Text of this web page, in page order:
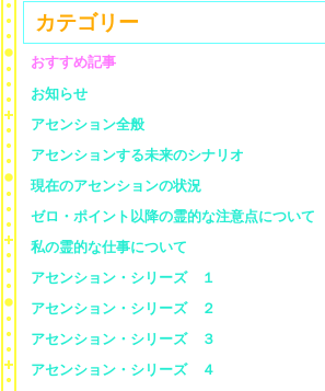
カテゴリー
おすすめ記事
お知らせ
アセンション全般
アセンションする未来のシナリオ
現在のアセンションの状況
ゼロ・ポイント以降の霊的な注意点について
私の霊的な仕事について
アセンション・シリーズ １
アセンション・シリーズ ２
アセンション・シリーズ ３
アセンション・シリーズ ４